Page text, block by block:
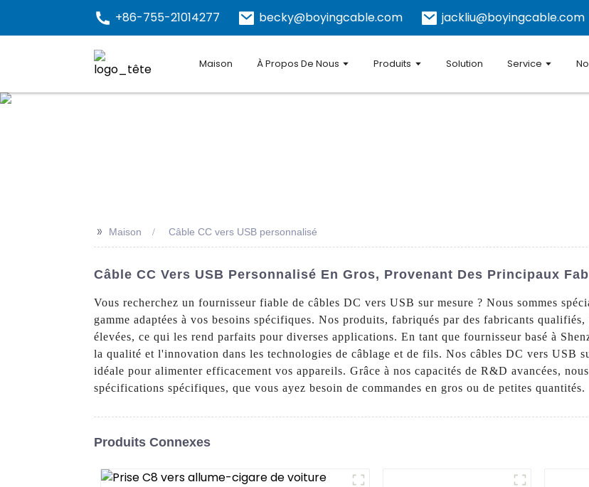
+86-755-21014277 becky@boyingcable.com jackliu@boyingcable.com
Maison À Propos De Nous Produits Solution Service
>> Maison Câble CC vers USB personnalisé
Câble CC Vers USB Personnalisé En Gros, Provenant Des Principaux
Vous recherchez un fournisseur fiable de câbles DC vers USB sur mesure ? Nous sommes
gamme adaptées à vos besoins spécifiques. Nos produits, fabriqués par des fabricants
élevées, ce qui les rend parfaits pour diverses applications. En tant que fournisseur basé à
la qualité et l'innovation dans les technologies de câblage et de fils. Nos câbles DC vers USB
idéale pour alimenter efficacement vos appareils. Grâce à nos capacités de R&D avancées,
spécifications spécifiques, que vous ayez besoin de commandes en gros ou de petites quantités.
Produits Connexes